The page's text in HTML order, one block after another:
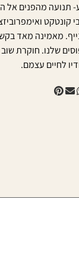
תנועה מהפנים אל
קונטקט
מאמינה מאד
שלנו. חוקרת
לחיים עצמם.